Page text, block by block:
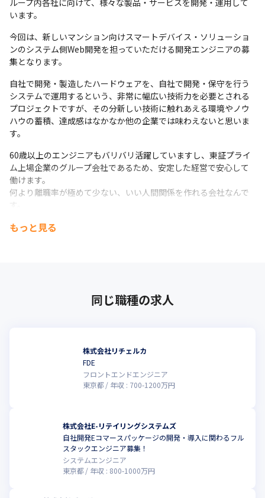
ループ内各社に向けて、様々な製品・サービスを開発・運用して
います。
今回は、新しいマンション向けスマートデバイス・ソリューショ
ンのシステム側Web開発を担っていただける開発エンジニアの募
集となります。
自社で開発・製造したハードウェアを、自社で開発・保守を行う
システムで運用するという、非常に幅広い技術力を必要とされる
プロジェクトですが、その分新しい技術に触れあえる環境やノウ
ハウの蓄積、達成感はなかなか他の企業では味わえないと思いま
す。
60歳以上のエンジニアもバリバリ活躍していますし、東証プライ
ム上場企業のグループ会社であるため、安定した経営で安心して
働けます。
何より離職率が極めて少ない、いい人間関係を作れる会社なんで
す。
あなたの情熱と力を、私達の新しい製品に注ぎ込んでください！
もっと見る
同じ職種の求人
株式会社リチェルカ
FDE
フロントエンドエンジニア
東京都
年収 : 700-1200万円
株式会社E-リテイリングシステムズ
自社開発Eコマースパッケージの開発・導入に関わるフル
スタックエンジニア募集！
システムエンジニア
東京都
年収 : 800-1000万円